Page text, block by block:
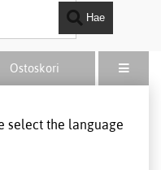
Hae
Ostoskori
select the language